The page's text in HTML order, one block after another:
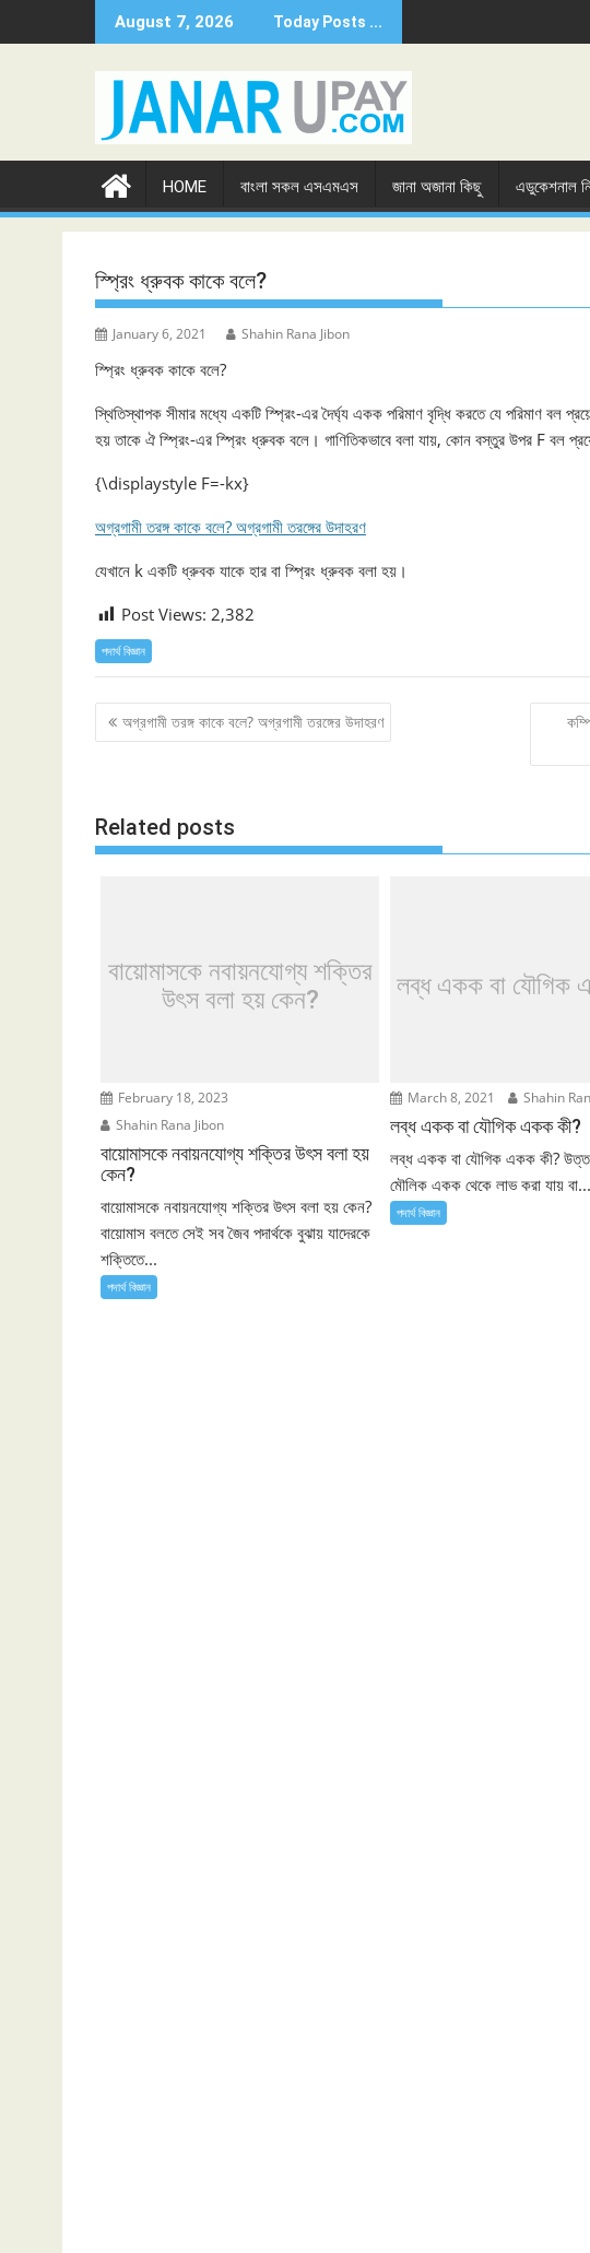
to
August 7, 2026 Today Posts ...
HOME বাংলা সকল এসএমএস জানা অজানা কিছু এডুকেশনাল
স্প্রিং ধ্রুবক কাকে বলে?
January 6, 2021 Shahin Rana Jibon
স্প্রিং ধ্রুবক কাকে বলে?
স্থিতিস্থাপক সীমার মধ্যে একটি স্প্রিং-এর দৈর্ঘ্য একক পরিমাণ বৃদ্ধি করতে যে পরিমাণ বল
হয় তাকে ঐ স্প্রিং-এর স্প্রিং ধ্রুবক বলে। গাণিতিকভাবে বলা যায়, কোন বস্তুর উপর F বল
{\displaystyle F=-kx}
অগ্রগামী তরঙ্গ কাকে বলে? অগ্রগামী তরঙ্গের উদাহরণ
যেখানে k একটি ধ্রুবক যাকে হার বা স্প্রিং ধ্রুবক বলা হয়।
Post Views: 2,382
পদার্থ বিজ্ঞান
Post
navigation
অগ্রগামী তরঙ্গ কাকে বলে? অগ্রগামী তরঙ্গের উদাহরণ
Related posts
বায়োমাসকে নবায়নযোগ্য শক্তির
উৎস বলা হয় কেন?
February 18, 2023
Shahin Rana Jibon
বায়োমাসকে নবায়নযোগ্য শক্তির উৎস বলা হয়
কেন?
বায়োমাসকে নবায়নযোগ্য শক্তির উৎস বলা হয় কেন?
বায়োমাস বলতে সেই সব জৈব পদার্থকে বুঝায় যাদেরকে
শক্তিতে...
পদার্থ বিজ্ঞান
লব্ধ একক বা যৌগিক
March 8, 2021 Shahin
লব্ধ একক বা যৌগিক একক কী?
লব্ধ একক বা যৌগিক একক কী?
মৌলিক একক থেকে লাভ করা যায় বা...
পদার্থ বিজ্ঞান